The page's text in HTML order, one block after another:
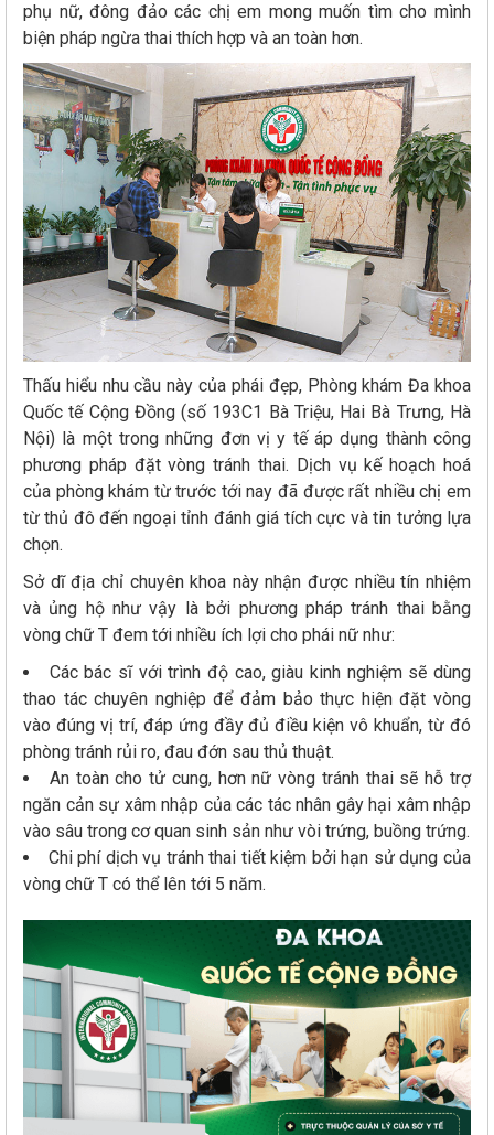
phụ nữ, đông đảo các chị em mong muốn tìm cho mình
biện pháp ngừa thai thích hợp và an toàn hơn.
Thấu hiểu nhu cầu này của phái đẹp, Phòng khám Đa khoa
Quốc tế Cộng Đồng (số 193C1 Bà Triệu, Hai Bà Trưng, Hà
Nội) là một trong những đơn vị y tế áp dụng thành công
phương pháp đặt vòng tránh thai. Dịch vụ kế hoạch hoá
của phòng khám từ trước tới nay đã được rất nhiều chị em
từ thủ đô đến ngoại tỉnh đánh giá tích cực và tin tưởng lựa
chọn.
Sở dĩ địa chỉ chuyên khoa này nhận được nhiều tín nhiệm
và ủng hộ như vậy là bởi phương pháp tránh thai bằng
vòng chữ T đem tới nhiều ích lợi cho phái nữ như:
Các bác sĩ với trình độ cao, giàu kinh nghiệm sẽ dùng
thao tác chuyên nghiệp để đảm bảo thực hiện đặt vòng
vào đúng vị trí, đáp ứng đầy đủ điều kiện vô khuẩn, từ đó
phòng tránh rủi ro, đau đớn sau thủ thuật.
An toàn cho tử cung, hơn nữ vòng tránh thai sẽ hỗ trợ
ngăn cản sự xâm nhập của các tác nhân gây hại xâm nhập
vào sâu trong cơ quan sinh sản như vòi trứng, buồng trứng.
Chi phí dịch vụ tránh thai tiết kiệm bởi hạn sử dụng của
vòng chữ T có thể lên tới 5 năm.